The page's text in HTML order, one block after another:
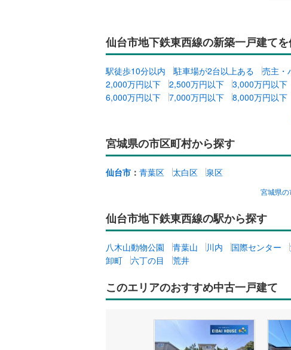
仙台市地下鉄東西線の新築一戸建て
駅徒歩10分以内 駐車場が2台以上ある 売主・
2,000万円以下
2,500万円以下 3,000万円以下
6,000万円以下
7,000万円以下 8,000万円以下
宮城県の市区町村から探す
仙台市 ： 青葉区 太白区 泉区
宮城県
仙台市地下鉄東西線の駅から探す
八木山動物公園 青葉山 川内 国際センター
卸町
六丁の目 荒井
このエリアのおすすめ中古一戸建て